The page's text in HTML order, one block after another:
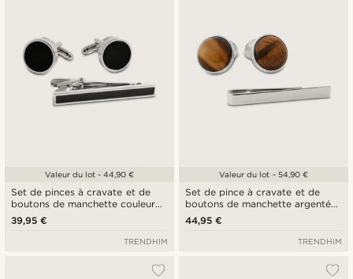
Set de pinces à cravate et de
boutons de manchette couleur
argent et noir
39,95 €
Valeur du lot - 44,90 €
TRENDHIM
Set de pince à cravate et de
boutons de manchette argentés
avec œil de tigre
44,95 €
Valeur du lot - 54,90 €
TRENDHIM